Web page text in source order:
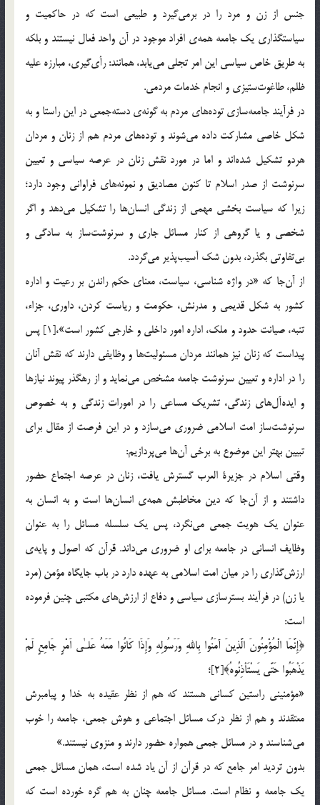
جنس از زن و مرد را در برمی‌گیرد و طبیعی است که در حاکمیت و
سیاستگذاری یک جامعه همه‌ی افراد موجود در آن واحد فعال نیستند و بلکه
به طریق خاص سیاسی این امر تجلی می‌یابد، همانند: رأی‌گیری، مبارزه علیه
ظلم، طاغوت‌ستیزی و انجام خدمات مردمی.
در فرآیند جامعه‌سازی توده‌های مردم به گونه‌ی دسته‌جمعی در این راستا و به
شکل خاصی مشارکت داده می‌شوند و توده‌های مردم هم از زنان و مردان
هردو تشکیل شده‌اند و اما در مورد نقش زنان در عرصه سیاسی و تعیین
سرنوشت از صدر اسلام تا کنون مصادیق و نمونه‌های فراوانی وجود دارد؛
زیرا که سیاست بخشی مهمی از زندگی انسان‌ها را تشکیل می‌دهد و اگر
شخصی و یا گروهی از کنار مسائل جاری و سرنوشت‌ساز به سادگی و
بی‌تفاوتی بگذرد، بدون شک آسیب‌پذیر می‌گردد.
از آن‌جا که‌ «در واژه شناسی، سیاست، معنای حکم راندن بر رعیت و اداره
کشور به شکل قدیمی و مدرنش، حکومت و ریاست کردن، داوری، جزاء،
تنبه، صیانت حدود و ملک، اداره امور داخلی و خارجی کشور است»،[1] پس
پیداست که زنان نیز همانند مردان مسئولیت‌ها و وظایفی دارند که نقش آنان
را در اداره و تعیین سرنوشت جامعه مشخص می‌نماید و از رهگذر پیوند نیازها
و ایده‌آل‌های زندگی، تشریک مساعی را در امورات زندگی و به خصوص
سرنوشت‌ساز امت اسلامی ضروری می‌سازد و در این فرصت از مقال برای
تبیین بهتر این موضوع به برخی آن‌ها می‌پردازیم:
وقتی اسلام در جزیرة العرب گسترش یافت، زنان در عرصه اجتماع حضور
داشتند و از آن‌جا که دین مخاطبش همه‌ی انسان‌ها است و به انسان به
عنوان یک هویت جمعی می‌نگرد، پس یک سلسله مسائل را به عنوان
وظایف انسانی در جامعه برای او ضروری می‌داند. قرآن که اصول و پایه‌ی
ارزش‌گذاری را در میان امت اسلامی به عهده دارد در باب جایگاه مؤمن (مرد
یا زن) در فرآیند بسترسازی سیاسی و دفاع از ارزش‌های مکتبی چنین فرموده
است:
﴿إِنَّمَا الْمُؤْمِنُونَ الَّذِینَ آمَنُوا بِاللهِ وَرَسُولِهِ وَإِذَا کَانُوا مَعَهُ عَلـٰی اَمْرٍ جَامِعٍ لَمْ
یَذْهَبُوا حَتَّی یَسْتَاْذِنُوهُ﴾[2]؛
«مؤمنینی راستین کسانی هستند که هم از نظر عقیده به خدا و پیامبرش
معتقدند و هم از نظر درک مسائل اجتماعی و هوش جمعی، جامعه را خوب
می‌شناسند و در مسائل جمعی همواره حضور دارند و منزوی نیستند.»
بدون تردید امر جامع که در قرآن از آن یاد شده است، همان مسائل جمعی
یک جامعه و نظام است. مسائل جامعه چنان به هم گره خورده است که